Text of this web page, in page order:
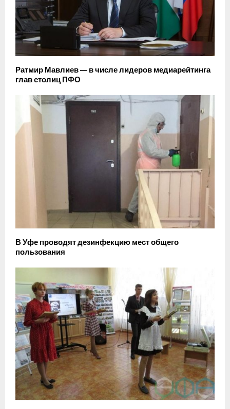
Ратмир Мавлиев — в числе лидеров медиарейтинга
глав столиц ПФО
В Уфе проводят дезинфекцию мест общего
пользования